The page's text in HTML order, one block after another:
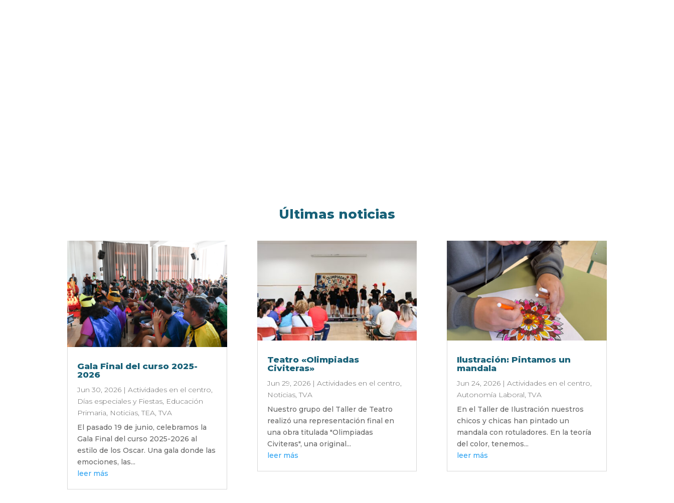
Últimas noticias
Gala Final del curso 2025-
2026
Jun 30, 2026 |Actividades en el centro,
Días especiales y Fiestas, Educación
Primaria, Noticias,TEA,TVA
El pasado 19 de junio, celebramos la
Gala Final del curso 2025-2026 al
estilo de los Oscar. Una gala donde las
emociones, las...
leer más
Teatro «Olimpiadas
Civiteras»
Jun 29, 2026| Actividades en el centro,
Noticias,TVA
Nuestro grupo del Taller de Teatro
realizó una representación final en
una obra titulada "Olimpiadas
Civiteras", una original...
leer más
Ilustración: Pintamos un
mandala
Jun 24, 2026| Actividades en el centro,
Autonomía Laboral,TVA
En el Taller de Ilustración nuestros
chicos y chicas han pintado un
mandala con rotuladores. En la teoría
del color, tenemos...
leer más